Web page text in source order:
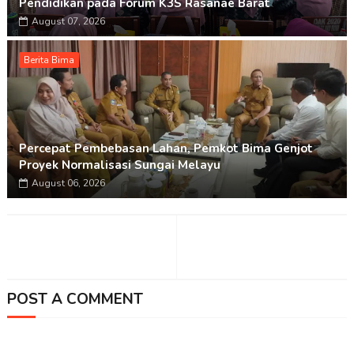
Pendidikan pada Forum K3S Rasanae Barat
August 07, 2026
Berita Bima
Percepat Pembebasan Lahan, Pemkot Bima Genjot
Proyek Normalisasi Sungai Melayu
August 06, 2026
POST A COMMENT